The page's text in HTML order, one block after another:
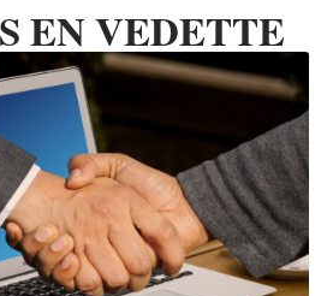
EN VEDETTE